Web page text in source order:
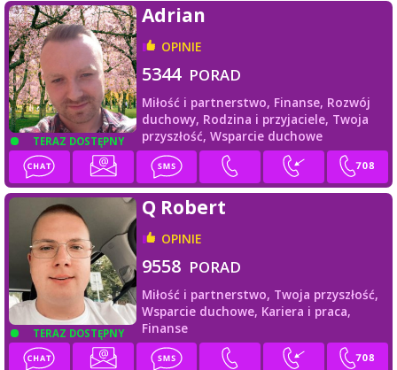
TERAZ DOSTĘPNY
Adrian
OPINIE
5344 PORAD
Miłość i partnerstwo, Finanse, Rozwój
duchowy, Rodzina i przyjaciele, Twoja
przyszłość, Wsparcie duchowe
TERAZ DOSTĘPNY
Q Robert
OPINIE
9558 PORAD
Miłość i partnerstwo, Twoja przyszłość,
Wsparcie duchowe, Kariera i praca,
Finanse